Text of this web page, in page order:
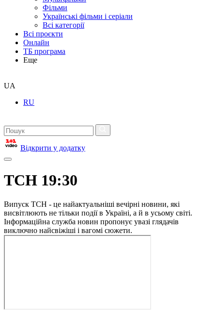
Фільми
Українські фільми і серіали
Всі категорії
Всі проєкти
Онлайн
ТБ програма
Еще
UA
RU
Відкрити у додатку
ТСН 19:30
Випуск ТСН - це найактуальніші вечірні новини, які
висвітлюють не тільки події в Україні, а й в усьому світі.
Інформаційна служба новин пропонує увазі глядачів
виключно найсвіжіші і вагомі сюжети.